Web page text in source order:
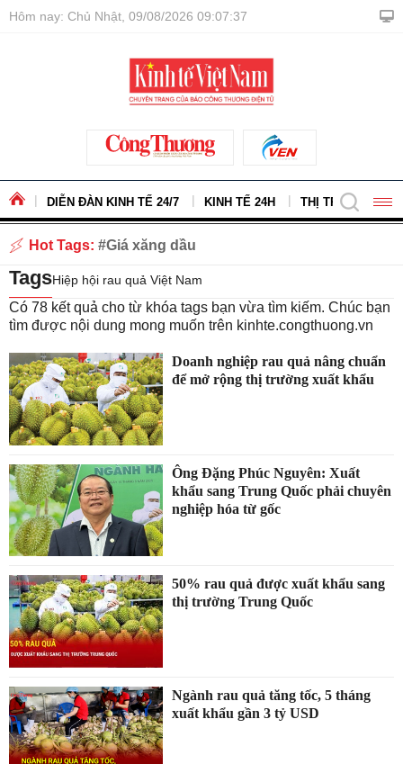
Hôm nay: Chủ Nhật, 09/08/2026 09:07:37
DIỄN ĐÀN KINH TẾ 24/7 KINH TẾ 24H THỊ TRƯỜNG -
Hot Tags: Giá xăng dầu
TagsHiệp hội rau quả Việt Nam
Có 78 kết quả cho từ khóa tags bạn vừa tìm kiếm. Chúc bạn
tìm được nội dung mong muốn trên kinhte.congthuong.vn
Doanh nghiệp rau quả nâng chuẩn
để mở rộng thị trường xuất khẩu
Ông Đặng Phúc Nguyên: Xuất
khẩu sang Trung Quốc phải chuyên
nghiệp hóa từ gốc
50% rau quả được xuất khẩu sang
thị trường Trung Quốc
Ngành rau quả tăng tốc, 5 tháng
xuất khẩu gần 3 tỷ USD